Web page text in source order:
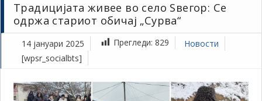
Традицијата живее во село Ѕвегор: Се
одржа стариот обичај „Сурва“
14 јануари 2025 Прегледи: 829
Новости
[wpsr_socialbts]